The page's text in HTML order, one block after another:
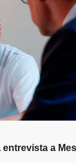
entrevista a